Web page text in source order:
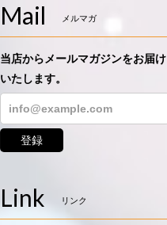
Mail メルマガ
当店からメールマガジンをお届け
いたします。
登録
Link リンク